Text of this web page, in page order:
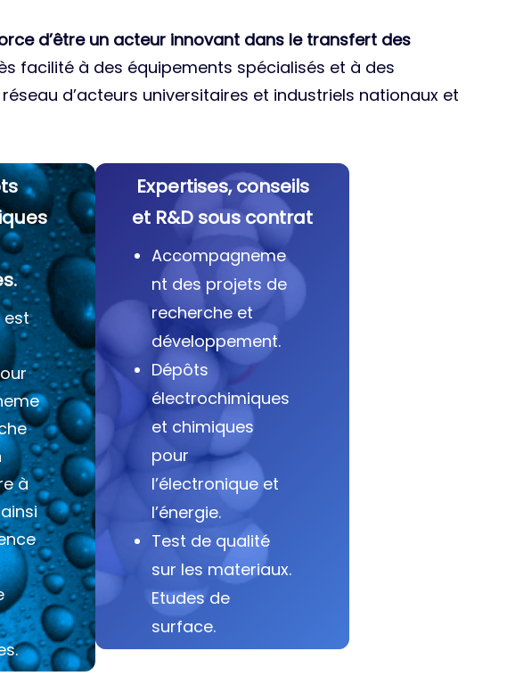
d’être un acteur innovant dans le transfert des
facilité à des équipements spécialisés et à des
d’acteurs universitaires et industriels nationaux et
est
à
Expertises, conseils
et R&D sous contrat
Accompagneme
nt des projets de
recherche et
développement.
Dépôts
électrochimiques
et chimiques
pour
l’électronique et
l’énergie.
Test de qualité
sur les materiaux.
Etudes de
surface.